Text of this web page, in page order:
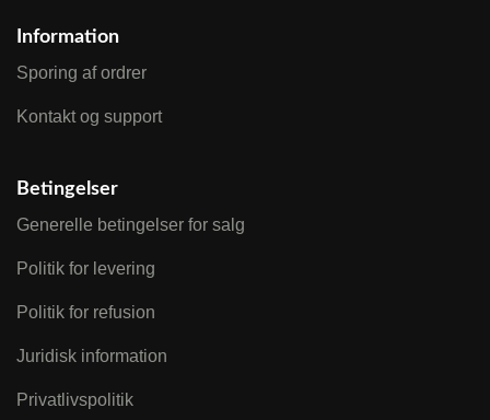
Information
Sporing af ordrer
Kontakt og support
Betingelser
Generelle betingelser for salg
Politik for levering
Politik for refusion
Juridisk information
Privatlivspolitik